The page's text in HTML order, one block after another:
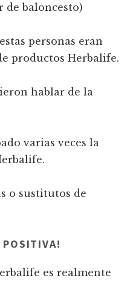
baloncesto)
personas eran
productos Herbalife.
hablar de la
varias veces la
o sustitutos de
POSITIVA!
es realmente